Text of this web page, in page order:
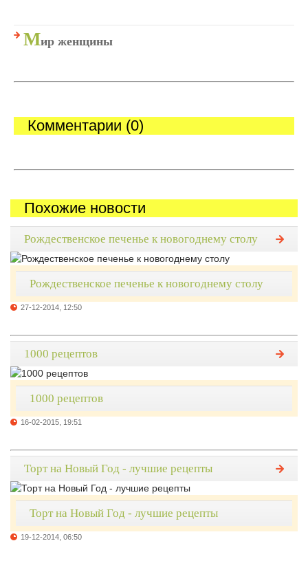
Мир женщины
Комментарии (0)
Похожие новости
Рождественское печенье к новогоднему столу
Рождественское печенье к новогоднему столу
27-12-2014, 12:50
1000 рецептов
1000 рецептов
16-02-2015, 19:51
Торт на Новый Год - лучшие рецепты
Торт на Новый Год - лучшие рецепты
19-12-2014, 06:50